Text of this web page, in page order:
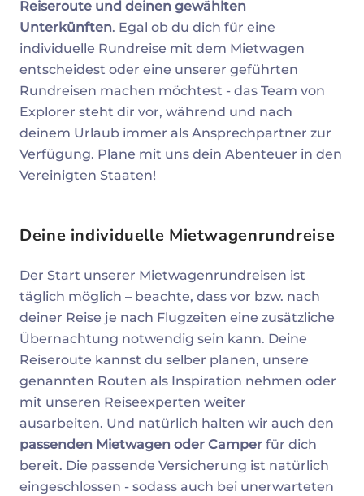
Reiseroute und deinen gewählten
Unterkünften. Egal ob du dich für eine
individuelle Rundreise mit dem Mietwagen
entscheidest oder eine unserer geführten
Rundreisen machen möchtest - das Team von
Explorer steht dir vor, während und nach
deinem Urlaub immer als Ansprechpartner zur
Verfügung. Plane mit uns dein Abenteuer in den
Vereinigten Staaten!
Deine individuelle Mietwagenrundreise
Der Start unserer Mietwagenrundreisen ist
täglich möglich – beachte, dass vor bzw. nach
deiner Reise je nach Flugzeiten eine zusätzliche
Übernachtung notwendig sein kann. Deine
Reiseroute kannst du selber planen, unsere
genannten Routen als Inspiration nehmen oder
mit unseren Reiseexperten weiter
ausarbeiten. Und natürlich halten wir auch den
passenden Mietwagen oder Camper für dich
bereit. Die passende Versicherung ist natürlich
eingeschlossen - sodass auch bei unerwarteten